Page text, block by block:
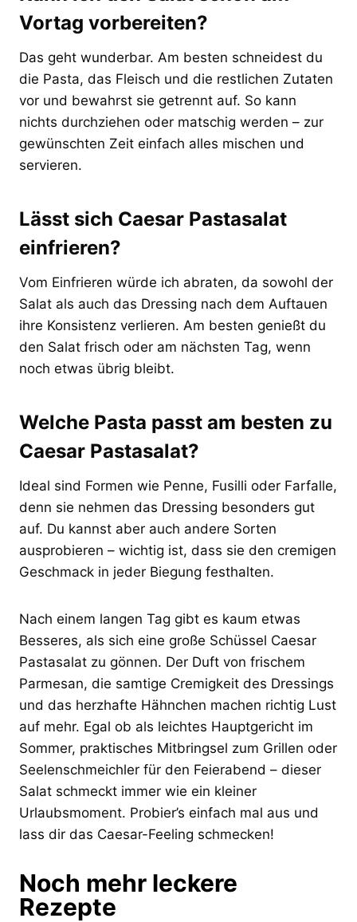
Vortag vorbereiten?
Das geht wunderbar. Am besten schneidest du
die Pasta, das Fleisch und die restlichen Zutaten
vor und bewahrst sie getrennt auf. So kann
nichts durchziehen oder matschig werden – zur
gewünschten Zeit einfach alles mischen und
servieren.
Lässt sich Caesar Pastasalat
einfrieren?
Vom Einfrieren würde ich abraten, da sowohl der
Salat als auch das Dressing nach dem Auftauen
ihre Konsistenz verlieren. Am besten genießt du
den Salat frisch oder am nächsten Tag, wenn
noch etwas übrig bleibt.
Welche Pasta passt am besten zu
Caesar Pastasalat?
Ideal sind Formen wie Penne, Fusilli oder Farfalle,
denn sie nehmen das Dressing besonders gut
auf. Du kannst aber auch andere Sorten
ausprobieren – wichtig ist, dass sie den cremigen
Geschmack in jeder Biegung festhalten.
Nach einem langen Tag gibt es kaum etwas
Besseres, als sich eine große Schüssel Caesar
Pastasalat zu gönnen. Der Duft von frischem
Parmesan, die samtige Cremigkeit des Dressings
und das herzhafte Hähnchen machen richtig Lust
auf mehr. Egal ob als leichtes Hauptgericht im
Sommer, praktisches Mitbringsel zum Grillen oder
Seelenschmeichler für den Feierabend – dieser
Salat schmeckt immer wie ein kleiner
Urlaubsmoment. Probier’s einfach mal aus und
lass dir das Caesar-Feeling schmecken!
Noch mehr leckere
Rezepte